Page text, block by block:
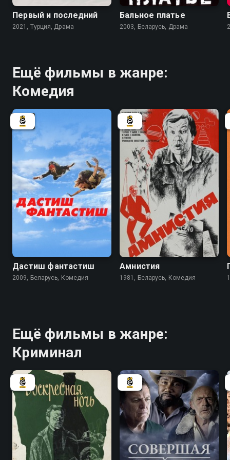
Первый и последний
2021, Турция, Драма
Бальное платье
2003, Беларусь, Драма
Ещё фильмы в жанре:
Комедия
4.6
Дастиш фантастиш
2009, Беларусь, Комедия
6.6
Амнистия
1981, Беларусь, Комедия
Ещё фильмы в жанре:
Криминал